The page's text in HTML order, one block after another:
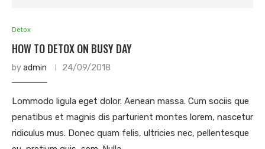
Detox
HOW TO DETOX ON BUSY DAY
byadmin 24/09/2018
Lommodo ligula eget dolor. Aenean massa. Cum sociis que
penatibus et magnis dis parturient montes lorem, nascetur
ridiculus mus. Donec quam felis, ultricies nec, pellentesque